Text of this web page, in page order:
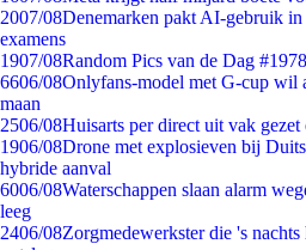
2007/08Denemarken pakt AI-gebruik
examens
1907/08Random Pics van de Dag #1978
6606/08Onlyfans-model met G-cup wil
maan
2506/08Huisarts per direct uit vak
1906/08Drone met explosieven bij
hybride aanval
6006/08Waterschappen slaan alarm
leeg
2406/08Zorgmedewerkster die 's